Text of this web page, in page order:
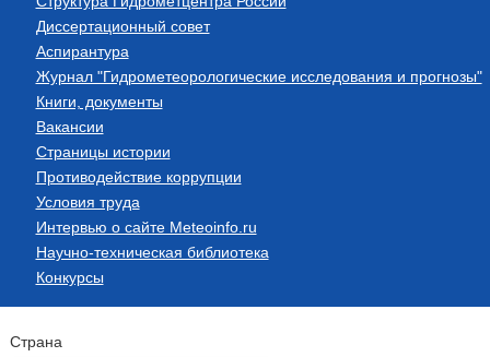
Диссертационный совет
Аспирантура
Журнал "Гидрометеорологические исследования и прогнозы"
Книги, документы
Вакансии
Страницы истории
Противодействие коррупции
Условия труда
Интервью о сайте Meteoinfo.ru
Научно-техническая библиотека
Конкурсы
Страна